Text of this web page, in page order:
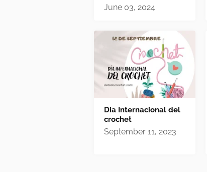
June 03, 2024
Dia Internacional del
crochet
September 11, 2023